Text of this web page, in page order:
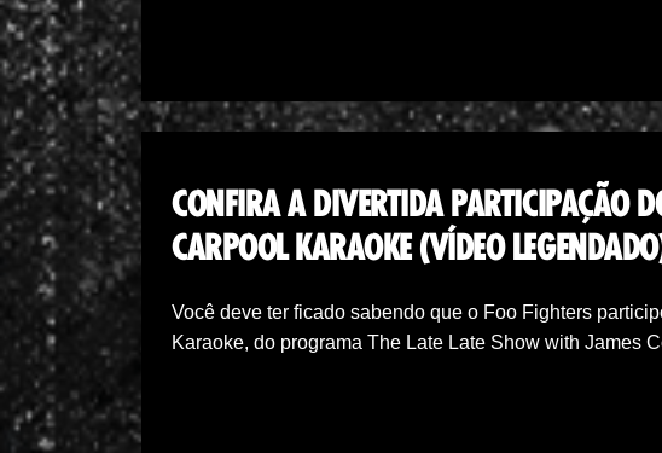
CONFIRA A DIVERTIDA PARTICIPAÇÃO
CARPOOL KARAOKE (VÍDEO
Você deve ter ficado sabendo que o Foo Fighters
Karaoke, do programa The Late Late Show with James